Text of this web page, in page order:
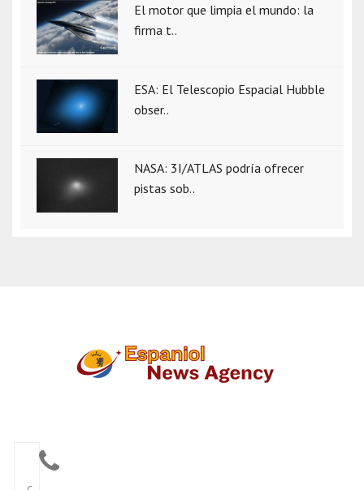
El motor que limpia el mundo: la
firma t..
ESA: El Telescopio Espacial Hubble
obser..
NASA: 3I/ATLAS podría ofrecer
pistas sob..